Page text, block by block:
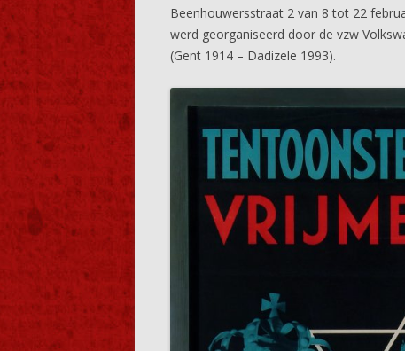
Beenhouwersstraat 2 van 8 tot 22
werd georganiseerd door de vzw
(Gent 1914 – Dadizele 1993).